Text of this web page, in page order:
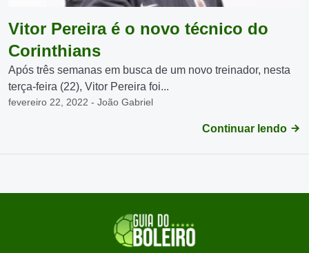
Vitor Pereira é o novo técnico do
Corinthians
Após três semanas em busca de um novo treinador, nesta
terça-feira (22), Vitor Pereira foi...
fevereiro 22, 2022 - João Gabriel
Continuar lendo